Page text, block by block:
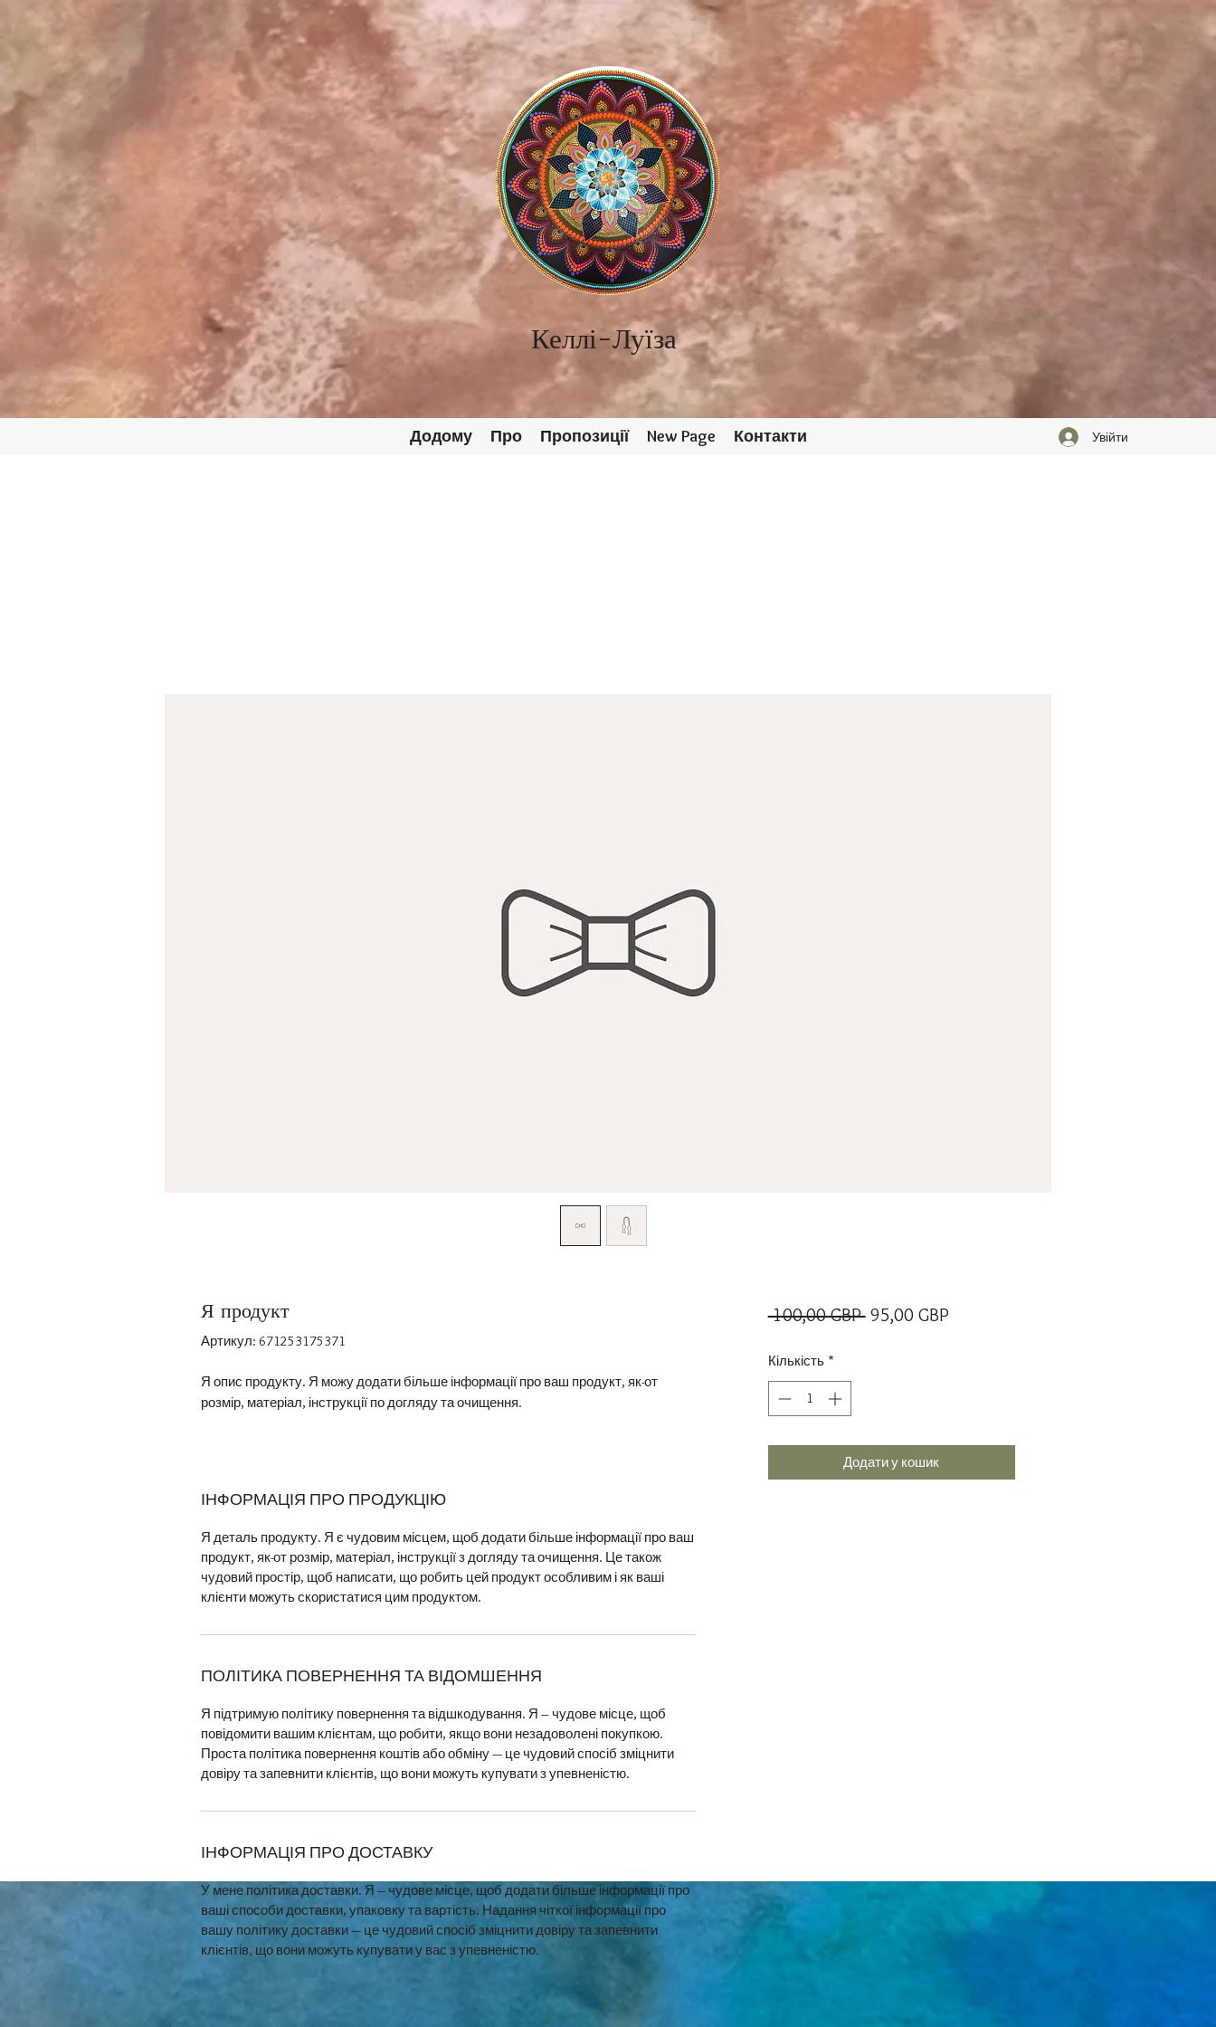
Келлі-Луїза
Додому Про Пропозиції New Page Контакти Увійти
Я продукт
Артикул: 671253175371
Я опис продукту. Я можу додати більше інформації про ваш продукт, як-от
розмір, матеріал, інструкції по догляду та очищення.
ІНФОРМАЦІЯ ПРО ПРОДУКЦІЮ
Я деталь продукту. Я є чудовим місцем, щоб додати більше інформації про ваш
продукт, як-от розмір, матеріал, інструкції з догляду та очищення. Це також
чудовий простір, щоб написати, що робить цей продукт особливим і як ваші
клієнти можуть скористатися цим продуктом.
ПОЛІТИКА ПОВЕРНЕННЯ ТА ВІДОМШЕННЯ
Я підтримую політику повернення та відшкодування. Я – чудове місце, щоб
повідомити вашим клієнтам, що робити, якщо вони незадоволені покупкою.
Проста політика повернення коштів або обміну — це чудовий спосіб зміцнити
довіру та запевнити клієнтів, що вони можуть купувати з упевненістю.
ІНФОРМАЦІЯ ПРО ДОСТАВКУ
У мене політика доставки. Я – чудове місце, щоб додати більше інформації про
ваші способи доставки, упаковку та вартість. Надання чіткої інформації про
вашу політику доставки — це чудовий спосіб зміцнити довіру та запевнити
клієнтів, що вони можуть купувати у вас з упевненістю.
100,00 GBP Звичайна
95,00 GBPЗа
Кількість *
Додати у кошик